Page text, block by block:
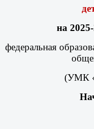
на
федеральная
(УМК